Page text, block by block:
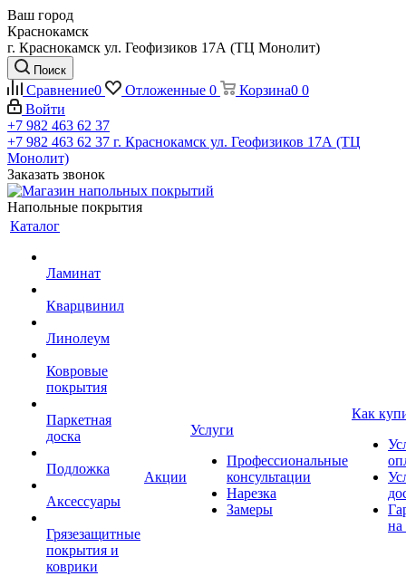
Ваш город
Краснокамск
г. Краснокамск ул. Геофизиков 17А (ТЦ Монолит)
Поиск
Сравнение0 Отложенные 0 Корзина0 0
Войти
+7 982 463 62 37
+7 982 463 62 37 г. Краснокамск ул. Геофизиков 17А (ТЦ
Монолит)
Заказать звонок
Напольные покрытия
Каталог
Ламинат
Кварцвинил
Линолеум
Ковровые
покрытия
Паркетная
доска
Подложка
Аксессуары
Грязезащитные
покрытия и
коврики
Акции
Услуги
Профессиональные
консультации
Нарезка
Замеры
Как
на